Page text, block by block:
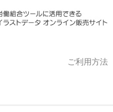
ご利用方法